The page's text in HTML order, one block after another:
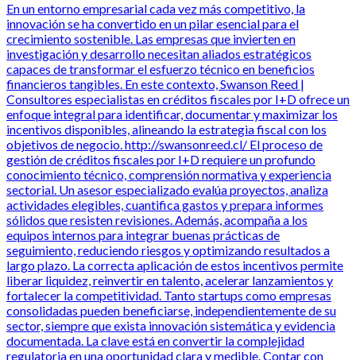
En un entorno empresarial cada vez más competitivo, la
innovación se ha convertido en un pilar esencial para el
crecimiento sostenible. Las empresas que invierten en
investigación y desarrollo necesitan aliados estratégicos
capaces de transformar el esfuerzo técnico en beneficios
financieros tangibles. En este contexto, Swanson Reed |
Consultores especialistas en créditos fiscales por I+D ofrece un
enfoque integral para identificar, documentar y maximizar los
incentivos disponibles, alineando la estrategia fiscal con los
objetivos de negocio. http://swansonreed.cl/ El proceso de
gestión de créditos fiscales por I+D requiere un profundo
conocimiento técnico, comprensión normativa y experiencia
sectorial. Un asesor especializado evalúa proyectos, analiza
actividades elegibles, cuantifica gastos y prepara informes
sólidos que resisten revisiones. Además, acompaña a los
equipos internos para integrar buenas prácticas de
seguimiento, reduciendo riesgos y optimizando resultados a
largo plazo. La correcta aplicación de estos incentivos permite
liberar liquidez, reinvertir en talento, acelerar lanzamientos y
fortalecer la competitividad. Tanto startups como empresas
consolidadas pueden beneficiarse, independientemente de su
sector, siempre que exista innovación sistemática y evidencia
documentada. La clave está en convertir la complejidad
regulatoria en una oportunidad clara y medible. Contar con